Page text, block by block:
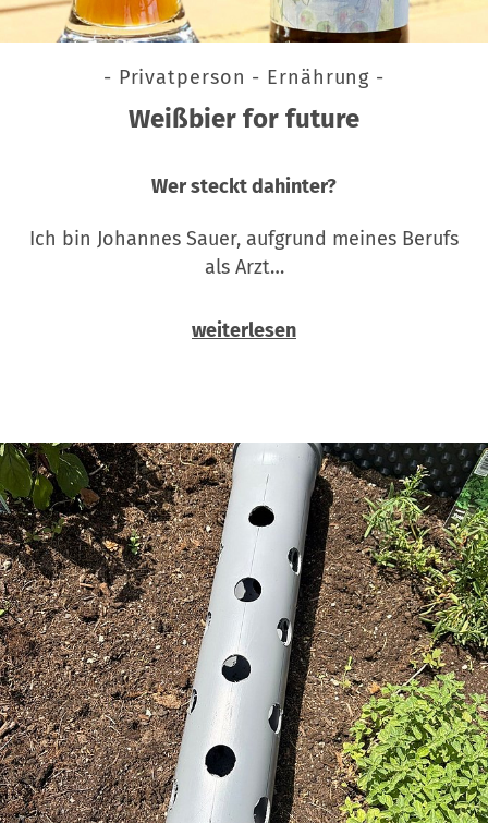
- Privatperson - Ernährung -
Weißbier for future
Wer steckt dahinter?
Ich bin Johannes Sauer, aufgrund meines Berufs
als Arzt…
weiterlesen